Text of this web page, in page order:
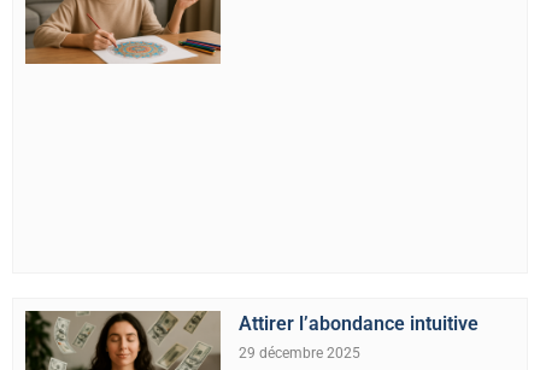
Attirer l’abondance intuitive
29 décembre 2025